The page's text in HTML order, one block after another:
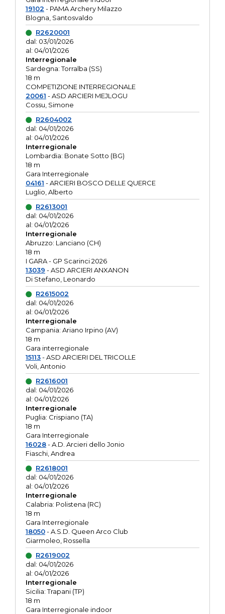
19102 - PAMA Archery Milazzo
Blogna, Santosvaldo
R2620001
dal: 03/01/2026
al: 04/01/2026
Interregionale
Sardegna: Torralba (SS)
18 m
COMPETIZIONE INTERREGIONALE
20061 - ASD ARCIERI MEJLOGU
Cossu, Simone
R2604002
dal: 04/01/2026
al: 04/01/2026
Interregionale
Lombardia: Bonate Sotto (BG)
18 m
Gara Interregionale
04161 - ARCIERI BOSCO DELLE QUERCE
Luglio, Alberto
R2613001
dal: 04/01/2026
al: 04/01/2026
Interregionale
Abruzzo: Lanciano (CH)
18 m
I GARA - GP Scarinci 2026
13039 - ASD ARCIERI ANXANON
Di Stefano, Leonardo
R2615002
dal: 04/01/2026
al: 04/01/2026
Interregionale
Campania: Ariano Irpino (AV)
18 m
Gara interregionale
15113- ASD ARCIERI DEL TRICOLLE
Voli, Antonio
R2616001
dal: 04/01/2026
al: 04/01/2026
Interregionale
Puglia: Crispiano (TA)
18 m
Gara Interregionale
16028- A.D. Arcieri dello Jonio
Fiaschi, Andrea
R2618001
dal: 04/01/2026
al: 04/01/2026
Interregionale
Calabria: Polistena (RC)
18 m
Gara Interregionale
18050- A.S.D. Queen Arco Club
Giarmoleo, Rossella
R2619002
dal: 04/01/2026
al: 04/01/2026
Interregionale
Sicilia: Trapani (TP)
18 m
Gara Interregionale indoor